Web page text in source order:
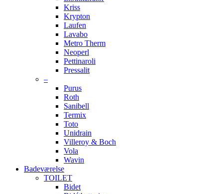
Kriss
Krypton
Laufen
Lavabo
Metro Therm
Neoperl
Pettinaroli
Pressalit
–
Purus
Roth
Sanibell
Termix
Toto
Unidrain
Villeroy & Boch
Vola
Wavin
Badeværelse
TOILET
Bidet